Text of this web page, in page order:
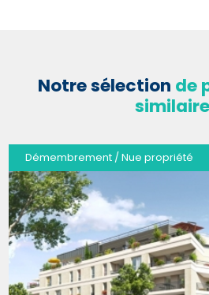
Notre sélection de
Démembrement / Nue propriété